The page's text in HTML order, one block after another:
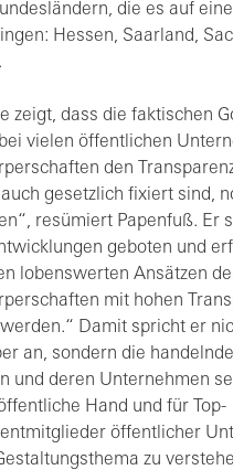
die es auf
Hessen, Saarland,
zeigt, dass die faktischen
vielen öffentlichen
den
gesetzlich fixiert sind,
resümiert Papenfuß. Er
geboten und
lobenswerten Ansätzen
mit hohen
Damit spricht er
an, sondern die
und deren Unternehmen
Hand und für Top-
öffentlicher
zu